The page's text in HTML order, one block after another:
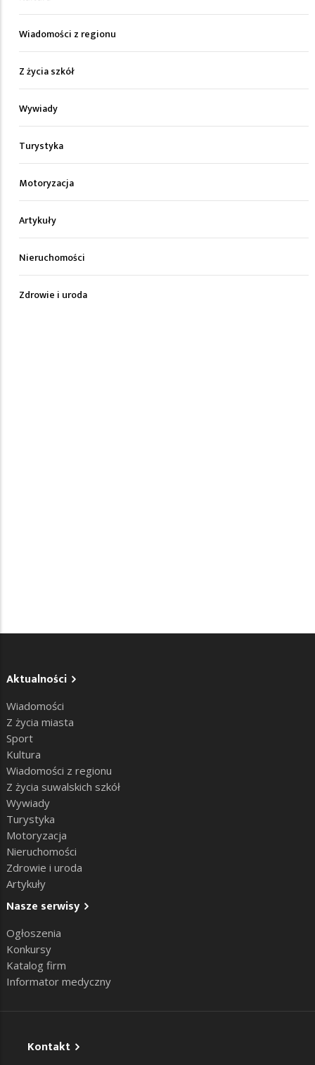
Wiadomości z regionu
Z życia szkół
Wywiady
Turystyka
Motoryzacja
Artykuły
Nieruchomości
Zdrowie i uroda
Aktualności
Wiadomości
Z życia miasta
Sport
Kultura
Wiadomości z regionu
Z życia suwalskich szkół
Wywiady
Turystyka
Motoryzacja
Nieruchomości
Zdrowie i uroda
Artykuły
Nasze serwisy
Ogłoszenia
Konkursy
Katalog firm
Informator medyczny
Kontakt